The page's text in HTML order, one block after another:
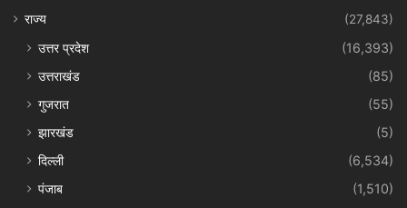
राज्य
(27,843)
उत्तर प्रदेश
(16,393)
उत्तराखंड
(85)
गुजरात
(55)
झारखंड
(5)
दिल्ली
(6,534)
पंजाब
(1,510)